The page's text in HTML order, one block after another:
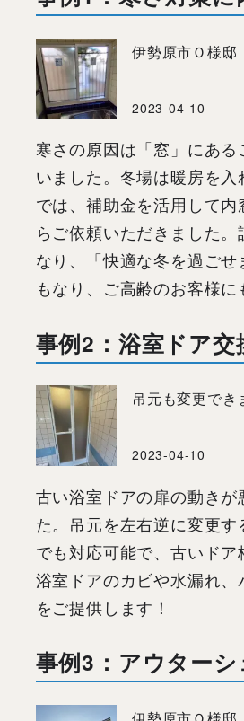
伊勢原市Ｏ様邸
2023-04-10
寒さの原因は「窓」にあ
いました。冬場は暖房を
では、補助金を活用して
らご依頼いただきました
なり、「快適な冬を過ご
もなり、ご高齢のお客様
事例2 ：浴室ドア
吊元も変更でき
2023-04-10
古い浴室ドアの扉の動き
た。吊元を左右逆に変更
でも対応可能で、古いド
浴室ドアのカビや水漏れ
をご提供します！
事例3 ：アウター
伊勢原市Ｏ様